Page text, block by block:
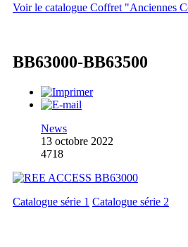
Voir le catalogue Coffret "Anciennes
BB63000-BB63500
News
13 octobre 2022
4718
Catalogue série 1 Catalogue série 2